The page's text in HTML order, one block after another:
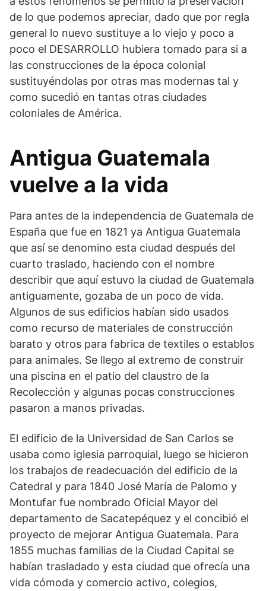
de lo que podemos apreciar, dado que por regla
general lo nuevo sustituye a lo viejo y poco a
poco el DESARROLLO hubiera tomado para si a
las construcciones de la época colonial
sustituyéndolas por otras mas modernas tal y
como sucedió en tantas otras ciudades
coloniales de América.
Antigua Guatemala
vuelve a la vida
Para antes de la independencia de Guatemala de
España que fue en 1821 ya Antigua Guatemala
que así se denomino esta ciudad después del
cuarto traslado, haciendo con el nombre
describir que aquí estuvo la ciudad de Guatemala
antiguamente, gozaba de un poco de vida.
Algunos de sus edificios habían sido usados
como recurso de materiales de construcción
barato y otros para fabrica de textiles o establos
para animales. Se llego al extremo de construir
una piscina en el patio del claustro de la
Recolección y algunas pocas construcciones
pasaron a manos privadas.
El edificio de la Universidad de San Carlos se
usaba como iglesia parroquial, luego se hicieron
los trabajos de readecuación del edificio de la
Catedral y para 1840 José María de Palomo y
Montufar fue nombrado Oficial Mayor del
departamento de Sacatepéquez y el concibió el
proyecto de mejorar Antigua Guatemala. Para
1855 muchas familias de la Ciudad Capital se
habían trasladado y esta ciudad que ofrecía una
vida cómoda y comercio activo, colegios,